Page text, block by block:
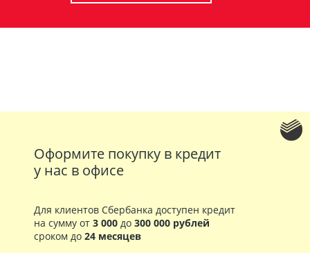
Оформите покупку в кредит
у нас в офисе
Для клиентов Сбербанка доступен кредит
на сумму от 3 000 до 300 000 рублей
сроком до 24 месяцев